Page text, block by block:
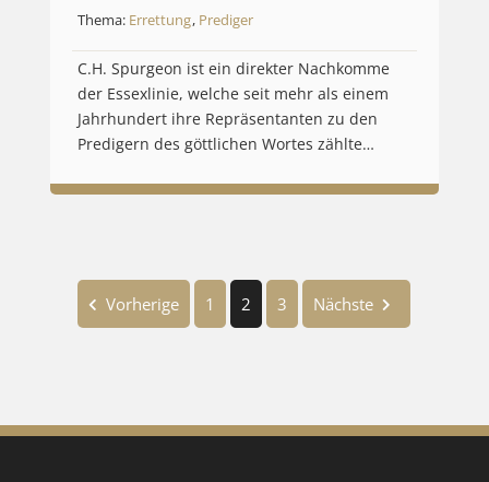
Thema: Errettung, Prediger
C.H. Spurgeon ist ein direkter Nachkomme
der Essexlinie, welche seit mehr als einem
Jahrhundert ihre Repräsentanten zu den
Predigern des göttlichen Wortes zählte…
Vorherige 1 2 3 Nächste